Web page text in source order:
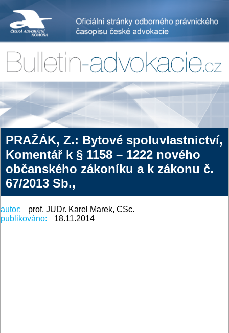
PRAŽÁK, Z.: Bytové spoluvlastnictví,
Komentář k § 1158 – 1222 nového
občanského zákoníku a k zákonu č.
67/2013 Sb.,
autor:
prof. JUDr. Karel Marek, CSc.
publikováno:
18.11.2014